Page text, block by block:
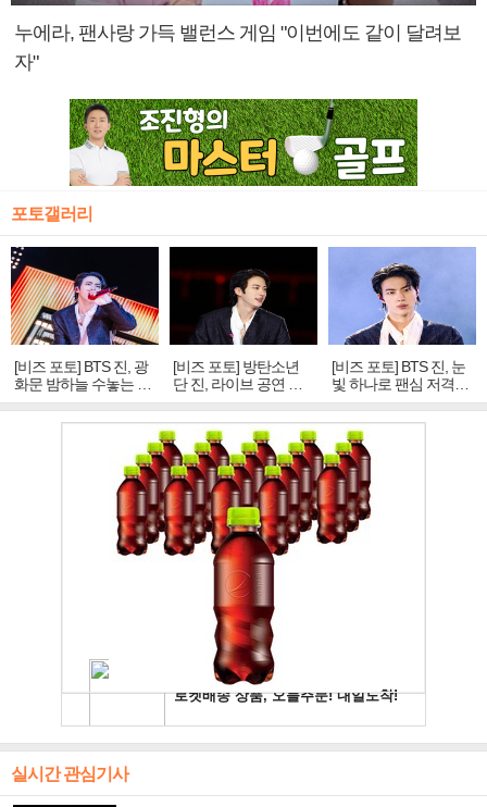
누에라, 팬사랑 가득 밸런스 게임 "이번에도 같이 달려보
자"
포토갤러리
[비즈 포토] BTS 진, 광
화문 밤하늘 수놓는 '비
주얼 킹'의 열창
[비즈 포토] 방탄소년
단 진, 라이브 공연 중
빛나는 독보적 아우라
[비즈 포토] BTS 진, 눈
빛 하나로 팬심 저격…
독보적 카리스마
실시간 관심기사